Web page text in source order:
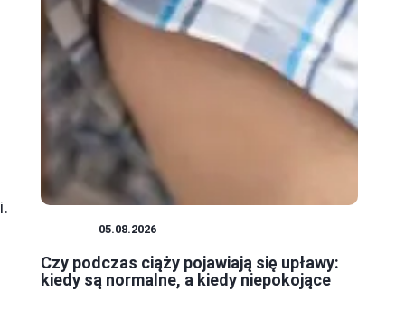
05.08.2026
Czy podczas ciąży pojawiają się upławy:
kiedy są normalne, a kiedy niepokojące